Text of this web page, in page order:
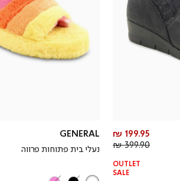
מחיר
מוצר
199.95 ₪
מחיר
399.90 ₪
OUTLET
SALE
GENERAL
נעלי בית פתוחות פרווה